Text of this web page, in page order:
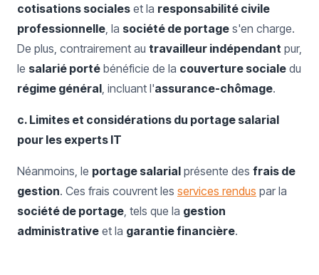
cotisations sociales et la responsabilité civile
professionnelle, la société de portage s'en charge.
De plus, contrairement au travailleur indépendant pur,
le salarié porté bénéficie de la couverture sociale du
régime général, incluant l'assurance-chômage.
c. Limites et considérations du portage salarial
pour les experts IT
Néanmoins, le portage salarial présente des frais de
gestion. Ces frais couvrent les services rendus par la
société de portage, tels que la gestion
administrative et la garantie financière.